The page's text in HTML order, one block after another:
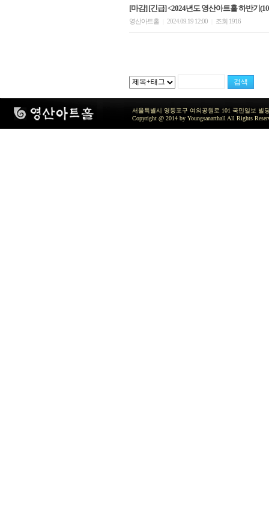
[마감] [긴급] <2024년도 영산아트홀 하반기
영산아트홀 2024.09.19 12:00 조회 1916
서울특별시 영등포구 여의공원로 101 국민일보 빌
Copyright @ 2014 by Youngsanarthall All Rights